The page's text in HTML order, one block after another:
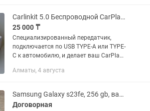
Carlinkit 5.0 Беспроводной CarPlay, Android Auto
25 000 ₸
Специализированный передатчик,
подключается по USB TYPE-A или TYPE-
C к автомобилю, и делает ваш CarPlay
беспроводным. Купил, открыл, но не
Алматы, 4 августа
Samsung Galaxy s23fe, 256 gb, варианты ОБМЕНА на IPHONE.
Договорная